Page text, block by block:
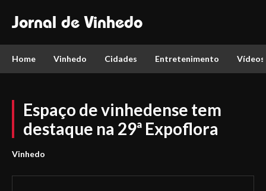
Jornal de Vinhedo
Home Vinhedo Cidades Entretenimento Vídeos
Espaço de vinhedense tem
destaque na 29ª Expoflora
Vinhedo